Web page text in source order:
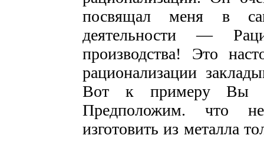
посвящал меня в
деятельности —
производства! Это
рационализации
Вот к примеру Вы
Предположим. что
изготовить из металла